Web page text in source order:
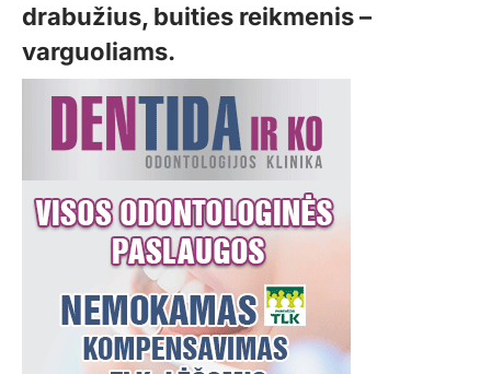
drabužius, buities reikmenis –
varguoliams.